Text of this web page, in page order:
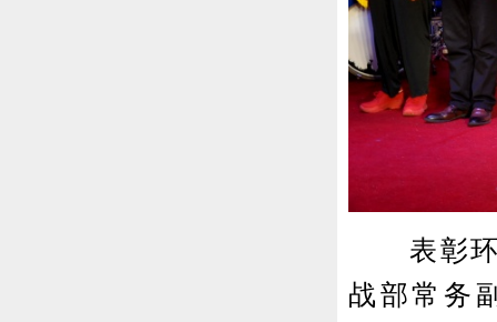
表彰环
战部常务